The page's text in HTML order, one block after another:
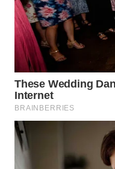
TAPANULI
SELATAN
WN
TANJUNG
LESUNG
WN
KARO
SIMALUNGUN